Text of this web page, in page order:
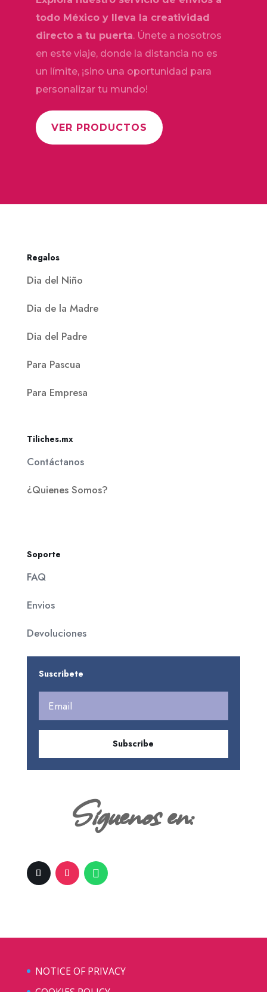
todo México y lleva la creatividad
directo a tu puerta. Únete a nosotros
en este viaje, donde la distancia no es
un límite, ¡sino una oportunidad para
personalizar tu mundo!
VER PRODUCTOS
Regalos
Dia del Niño
Dia de la Madre
Dia del Padre
Para Pascua
Para Empresa
Tiliches.mx
Contáctanos
¿Quienes Somos?
Soporte
FAQ
Envios
Devoluciones
Suscribete
Subscribe
Siguenos en:
NOTICE OF PRIVACY